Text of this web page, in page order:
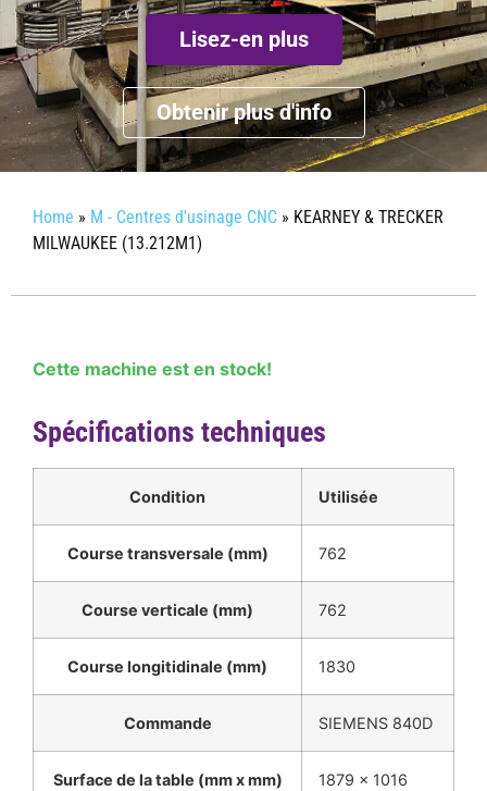
Lisez-en plus
Obtenir plus d'info
Home » M - Centres d'usinage CNC » KEARNEY & TRECKER
MILWAUKEE (13.212M1)
Cette machine est en stock!
Spécifications techniques
Condition Utilisée
Course transversale (mm) 762
Course verticale (mm) 762
Course longitidinale (mm) 1830
Commande SIEMENS 840D
Surface de la table (mm x mm) 1879 x 1016